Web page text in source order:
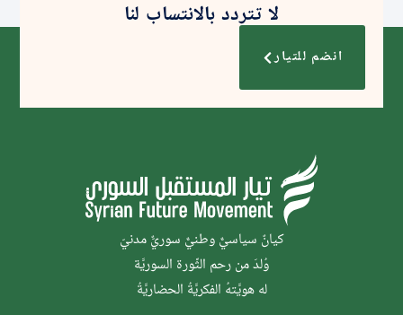
لا تتردد بالانتساب لنا
انضم للتيار
كيانٌ سياسيٌّ وطنيٌّ سوريٌّ مدنيّ
وُلدَ من رحم الثَّورة السوريَّة
له هويَّتهُ الفكريَّةُ الحضاريَّةُ